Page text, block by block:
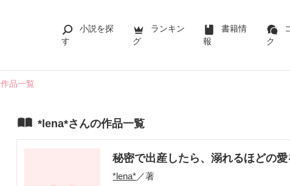
小説を探
す
ランキン
グ
書籍情
報
ク
作品一覧
*lena*さんの作品一覧
秘密で出産したら、溺れるほどの愛
*lena*／著